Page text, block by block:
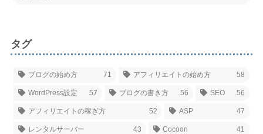
タグ
ブログの始め方 71 アフィリエイトの始め方 58
WordPress設定 57 ブログの書き方 56 SEO 56
アフィリエイトの稼ぎ方 52 ASP 47
レンタルサーバー 43 Cocoon 41